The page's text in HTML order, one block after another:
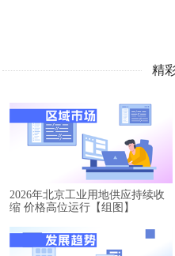
精
2026年北京工业用地供应持续收
缩 价格高位运行【组图】